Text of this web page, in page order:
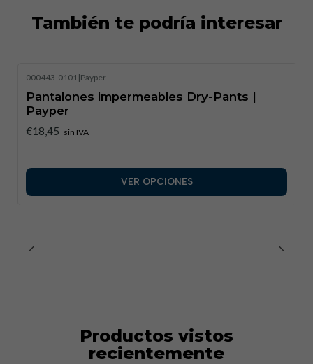
También te podría interesar
000443-0101|Payper
Pantalones impermeables Dry-Pants |
Payper
€18,45 sin IVA
VER OPCIONES
Productos vistos
recientemente